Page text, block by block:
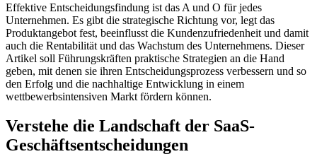
Effektive Entscheidungsfindung ist das A und O für jedes
Unternehmen. Es gibt die strategische Richtung vor, legt das
Produktangebot fest, beeinflusst die Kundenzufriedenheit und damit
auch die Rentabilität und das Wachstum des Unternehmens. Dieser
Artikel soll Führungskräften praktische Strategien an die Hand
geben, mit denen sie ihren Entscheidungsprozess verbessern und so
den Erfolg und die nachhaltige Entwicklung in einem
wettbewerbsintensiven Markt fördern können.
Verstehe die Landschaft der SaaS-
Geschäftsentscheidungen